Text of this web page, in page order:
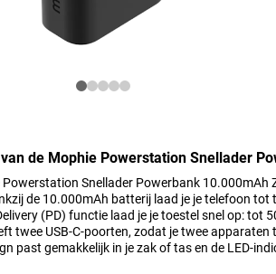
de Mophie Powerstation Snellader
Powerstation Snellader Powerbank 10.000mAh
de 10.000mAh batterij laad je je telefoon tot
(PD) functie laad je je toestel snel op: tot
twee USB-C-poorten, zodat je twee apparaten
past gemakkelijk in je zak of tas en de LED-